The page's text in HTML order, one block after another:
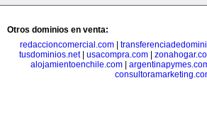
Otros dominios en venta:
redaccioncomercial.com
tusdominios.net| usacompra.com|
alojamientoenchile.com